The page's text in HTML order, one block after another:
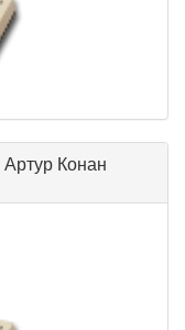
Артур Конан